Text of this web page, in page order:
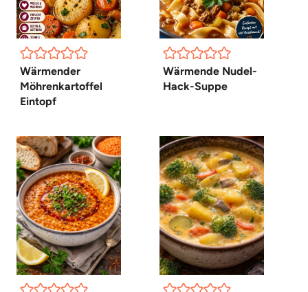
Wärmender
Möhrenkartoffel
Eintopf
Wärmende Nudel-
Hack-Suppe